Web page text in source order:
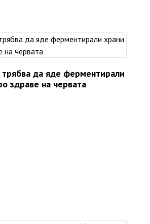
да яде ферментирали
здраве на червата